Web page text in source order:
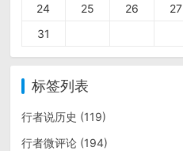
24
25 26 27
31
标签列表
行者说历史 (119)
行者微评论(194)